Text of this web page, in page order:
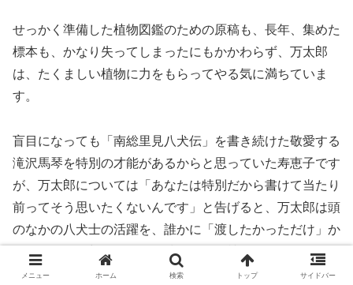
せっかく準備した植物図鑑のための原稿も、長年、集めた
標本も、かなり失ってしまったにもかかわらず、万太郎
は、たくましい植物に力をもらってやる気に満ちていま
す。
盲目になっても「南総里見八犬伝」を書き続けた敬愛する
滝沢馬琴を特別の才能があるからと思っていた寿恵子です
が、万太郎については「あなたは特別だから書けて当たり
前ってそう思いたくないんです」と告げると、万太郎は頭
のなかの八犬士の活躍を、誰かに「渡したかっただけ」か
もしれないと想像します。彼自身が、植物を見た嬉しさを
誰かに伝えたいだけなのだと。
メニュー ホーム 検索 トップ サイドバー